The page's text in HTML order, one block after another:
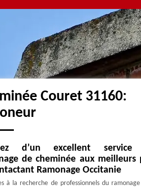
Couret 31160:
d’un excellent service
de cheminée aux meilleurs
Ramonage Occitanie
à la recherche de professionnels du